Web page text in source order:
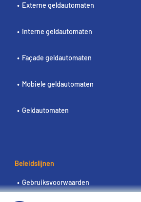
Externe geldautomaten
Interne geldautomaten
Façade geldautomaten
Mobiele geldautomaten
Geldautomaten
Beleidslijnen
Gebruiksvoorwaarden